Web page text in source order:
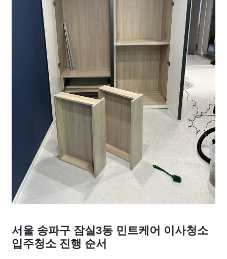
서울 송파구 잠실3동 민트케어 이사청소
입주청소 진행 순서